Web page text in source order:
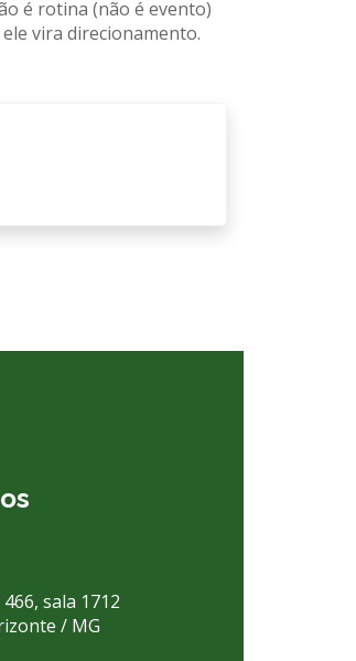
é rotina (não é evento)
vira direcionamento.
sala 1712
/ MG